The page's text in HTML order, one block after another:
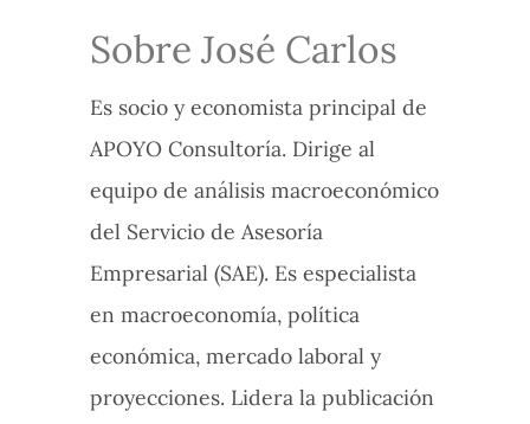
Sobre José Carlos
Es socio y economista principal de
APOYO Consultoría. Dirige al
equipo de análisis macroeconómico
del Servicio de Asesoría
Empresarial (SAE). Es especialista
en macroeconomía, política
económica, mercado laboral y
proyecciones. Lidera la publicación